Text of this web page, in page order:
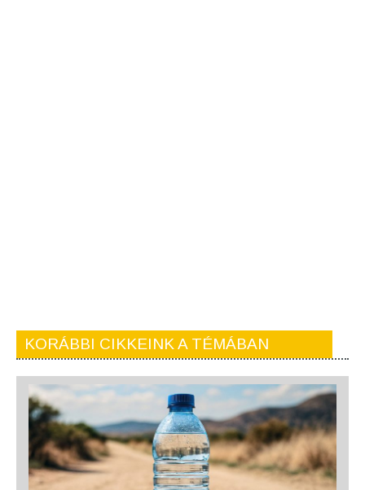
KORÁBBI CIKKEINK A TÉMÁBAN